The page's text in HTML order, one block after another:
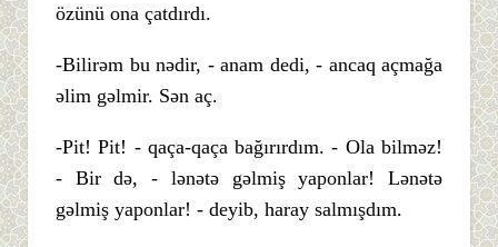
özünü ona çatdırdı.
-Bilirəm bu nədir, - anam dedi, - ancaq açmağa
əlim gəlmir. Sən aç.
-Pit! Pit! - qaça-qaça bağırırdım. - Ola bilməz!
- Bir də, - lənətə gəlmiş yaponlar! Lənətə
gəlmiş yaponlar! - deyib, haray salmışdım.